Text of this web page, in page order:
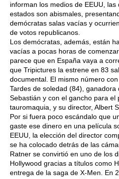
informan los medios de EEUU,
estados son abismales,
demócratas salas vacías y
de votos republicanos.
Los demócratas, además, están
vacías a pocas horas de
parece que en España vaya a
que Tripictures la estrene en 83
documental. El mismo número
Tardes de soledad (84),
Sebastián y con el gancho para el
tauromaquia, y su director, Albert
Por si fuera poco escándalo que
gaste ese dinero en una película
EEUU, la elección del director
se ha colocado detrás de las
Ratner se convirtió en uno de los
Hollywood gracias a títulos como
entrega de la saga de X-Men. En